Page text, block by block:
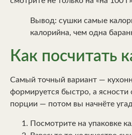
Вывод: сушки самые
калорийна, чем одна
Как посчитать
Самый точный вариант —
формируется быстро, а
порции — потом вы начнёте
Посмотрите на упаковке